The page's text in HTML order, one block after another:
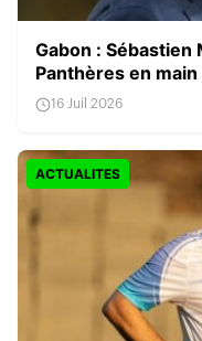
Gabon :
Panthères en
16 Juil 2026
ACTUALITES